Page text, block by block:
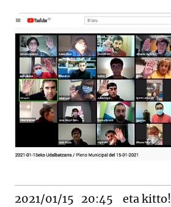
2021/01/15 20:45 eta kitto!